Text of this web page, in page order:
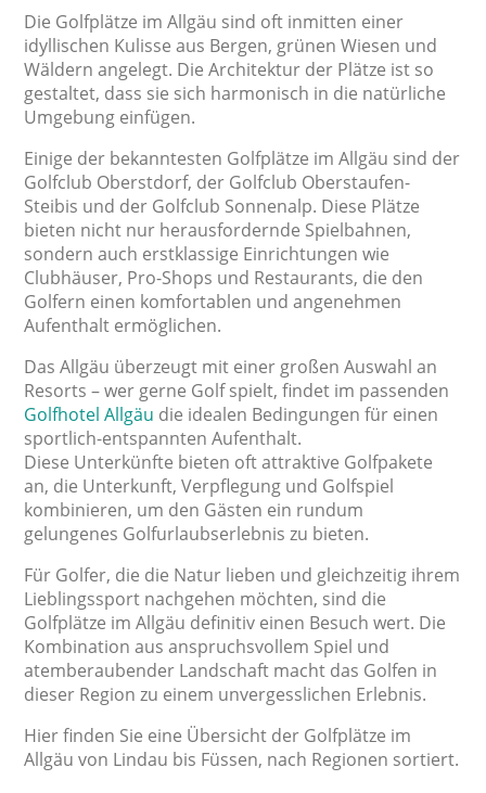
Die Golfplätze im Allgäu sind oft inmitten einer
idyllischen Kulisse aus Bergen, grünen Wiesen und
Wäldern angelegt. Die Architektur der Plätze ist so
gestaltet, dass sie sich harmonisch in die natürliche
Umgebung einfügen.
Einige der bekanntesten Golfplätze im Allgäu sind der
Golfclub Oberstdorf, der Golfclub Oberstaufen-
Steibis und der Golfclub Sonnenalp. Diese Plätze
bieten nicht nur herausfordernde Spielbahnen,
sondern auch erstklassige Einrichtungen wie
Clubhäuser, Pro-Shops und Restaurants, die den
Golfern einen komfortablen und angenehmen
Aufenthalt ermöglichen.
Das Allgäu überzeugt mit einer großen Auswahl an
Resorts – wer gerne Golf spielt, findet im passenden
Golfhotel Allgäu die idealen Bedingungen für einen
sportlich-entspannten Aufenthalt.
Diese Unterkünfte bieten oft attraktive Golfpakete
an, die Unterkunft, Verpflegung und Golfspiel
kombinieren, um den Gästen ein rundum
gelungenes Golfurlaubserlebnis zu bieten.
Für Golfer, die die Natur lieben und gleichzeitig ihrem
Lieblingssport nachgehen möchten, sind die
Golfplätze im Allgäu definitiv einen Besuch wert. Die
Kombination aus anspruchsvollem Spiel und
atemberaubender Landschaft macht das Golfen in
dieser Region zu einem unvergesslichen Erlebnis.
Hier finden Sie eine Übersicht der Golfplätze im
Allgäu von Lindau bis Füssen, nach Regionen sortiert.